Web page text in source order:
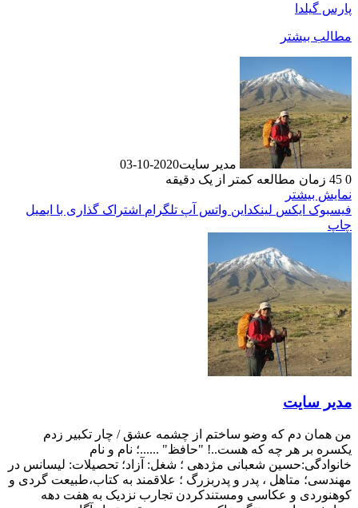
پارس گیلدا
مطالب بیشتر
مدیر سایت2020-10-03
0
زمان مطالعه کمتر از یک دقیقه
نمایش بیشتر
فیسبوک ایکس لینکداین واتس آپ تلگرام اشتراک گذاری با ایمیل
چاپ
مدیر سایت
من همان دم که وضو ساختم از چشمه عشق / چار تکبیر زدم
یکسره بر هر چه که هست..! "حافظ" ......؛ نام و نام
خانوادگی:حسین شعبانی مژدهی ؛ شغل: آزاد؛ تحصیلات: لیسانس در
مهندسی؛ متاهل ، پدر و پدربزرگ ؛ علاقمند به کتاب،طبیعت گردی و
کوهنوردی و عکاسی ومستندکردن تجارب نزدیک به هفت دهه